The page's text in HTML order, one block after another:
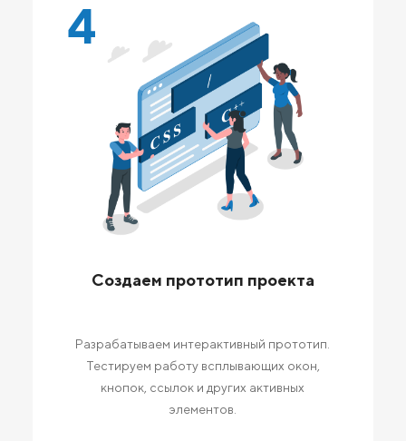
4
Создаем прототип проекта
Разрабатываем интерактивный прототип.
Тестируем работу всплывающих окон,
кнопок, ссылок и других активных
элементов.